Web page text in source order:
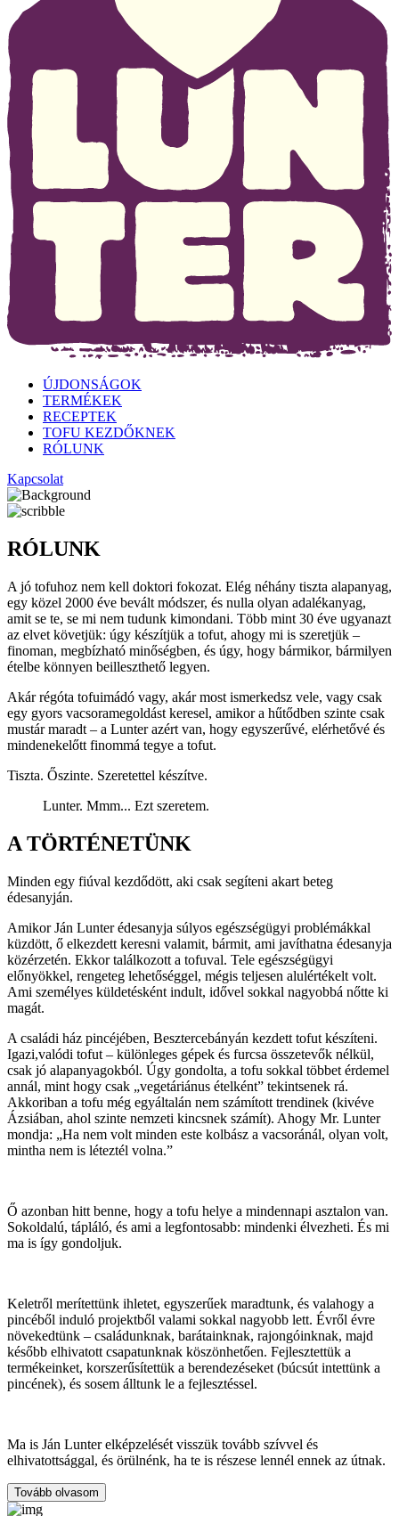
ÚJDONSÁGOK
TERMÉKEK
RECEPTEK
TOFU KEZDŐKNEK
RÓLUNK
Kapcsolat
RÓLUNK
A jó tofuhoz nem kell doktori fokozat. Elég néhány tiszta alapanyag,
egy közel 2000 éve bevált módszer, és nulla olyan adalékanyag,
amit se te, se mi nem tudunk kimondani. Több mint 30 éve ugyanazt
az elvet követjük: úgy készítjük a tofut, ahogy mi is szeretjük –
finoman, megbízható minőségben, és úgy, hogy bármikor, bármilyen
ételbe könnyen beilleszthető legyen.
Akár régóta tofuimádó vagy, akár most ismerkedsz vele, vagy csak
egy gyors vacsoramegoldást keresel, amikor a hűtődben szinte csak
mustár maradt – a Lunter azért van, hogy egyszerűvé, elérhetővé és
mindenekelőtt finommá tegye a tofut.
Tiszta. Őszinte. Szeretettel készítve.
Lunter. Mmm... Ezt szeretem.
A TÖRTÉNETÜNK
Minden egy fiúval kezdődött, aki csak segíteni akart beteg
édesanyján.
Amikor Ján Lunter édesanyja súlyos egészségügyi problémákkal
küzdött, ő elkezdett keresni valamit, bármit, ami javíthatna édesanyja
közérzetén. Ekkor találkozott a tofuval. Tele egészségügyi
előnyökkel, rengeteg lehetőséggel, mégis teljesen alulértékelt volt.
Ami személyes küldetésként indult, idővel sokkal nagyobbá nőtte ki
magát.
A családi ház pincéjében, Besztercebányán kezdett tofut készíteni.
Igazi,valódi tofut – különleges gépek és furcsa összetevők nélkül,
csak jó alapanyagokból. Úgy gondolta, a tofu sokkal többet érdemel
annál, mint hogy csak „vegetáriánus ételként” tekintsenek rá.
Akkoriban a tofu még egyáltalán nem számított trendinek (kivéve
Ázsiában, ahol szinte nemzeti kincsnek számít). Ahogy Mr. Lunter
mondja: „Ha nem volt minden este kolbász a vacsoránál, olyan volt,
mintha nem is léteztél volna.”
Ő azonban hitt benne, hogy a tofu helye a mindennapi asztalon van.
Sokoldalú, tápláló, és ami a legfontosabb: mindenki élvezheti. És mi
ma is így gondoljuk.
Keletről merítettünk ihletet, egyszerűek maradtunk, és valahogy a
pincéből induló projektből valami sokkal nagyobb lett. Évről évre
növekedtünk – családunknak, barátainknak, rajongóinknak, majd
később elhivatott csapatunknak köszönhetően. Fejlesztettük a
termékeinket, korszerűsítettük a berendezéseket (búcsút intettünk a
pincének), és sosem álltunk le a fejlesztéssel.
Ma is Ján Lunter elképzelését visszük tovább szívvel és
elhivatottsággal, és örülnénk, ha te is részese lennél ennek az útnak.
Tovább olvasom